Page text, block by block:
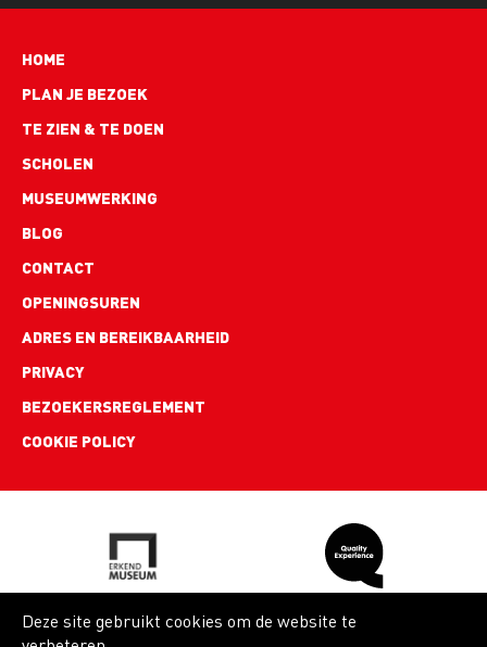
Hoofdnavigatie
HOME
PLAN JE BEZOEK
TE ZIEN & TE DOEN
SCHOLEN
MUSEUMWERKING
BLOG
Footer
links
CONTACT
OPENINGSUREN
ADRES EN BEREIKBAARHEID
PRIVACY
BEZOEKERSREGLEMENT
COOKIE POLICY
Deze site gebruikt cookies om de website te